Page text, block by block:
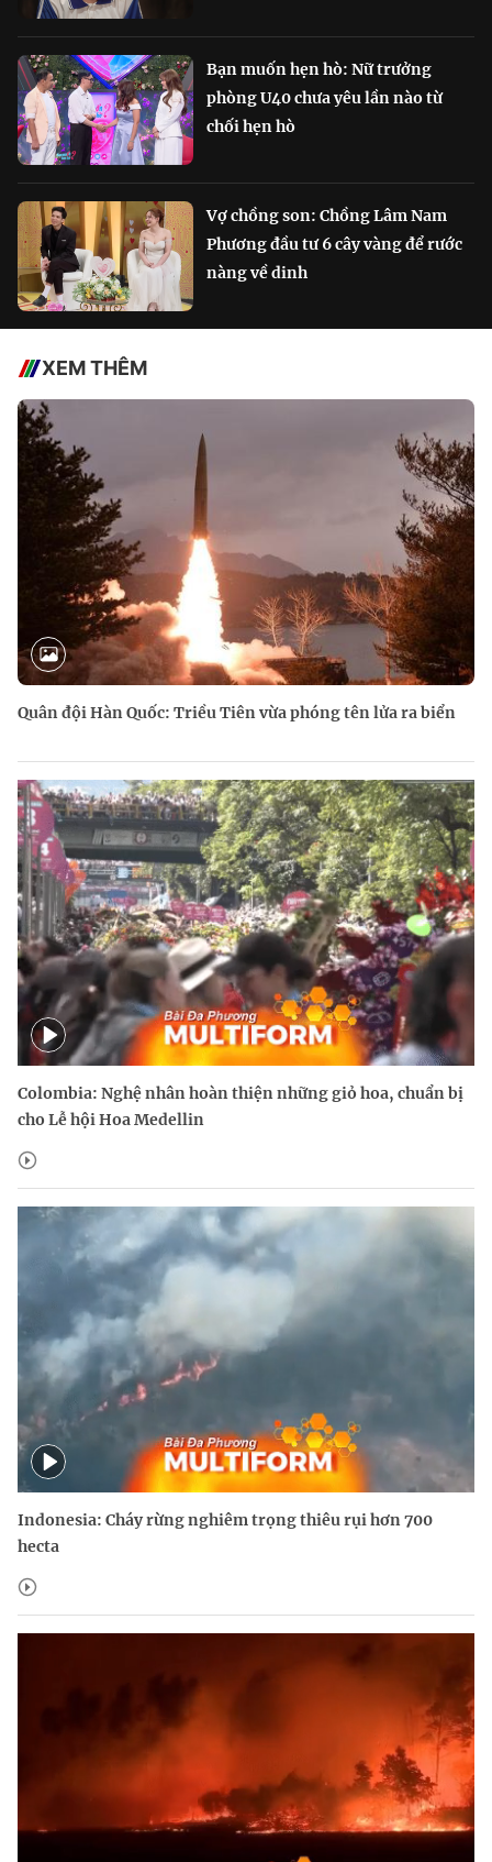
Bạn muốn hẹn hò: Nữ trưởng
phòng U40 chưa yêu lần nào từ
chối hẹn hò
Vợ chồng son: Chồng Lâm Nam
Phương đầu tư 6 cây vàng để rước
nàng về dinh
XEM THÊM
Quân đội Hàn Quốc: Triều Tiên vừa phóng tên lửa ra biển
Colombia: Nghệ nhân hoàn thiện những giỏ hoa, chuẩn bị
cho Lễ hội Hoa Medellin
Indonesia: Cháy rừng nghiêm trọng thiêu rụi hơn 700
hecta